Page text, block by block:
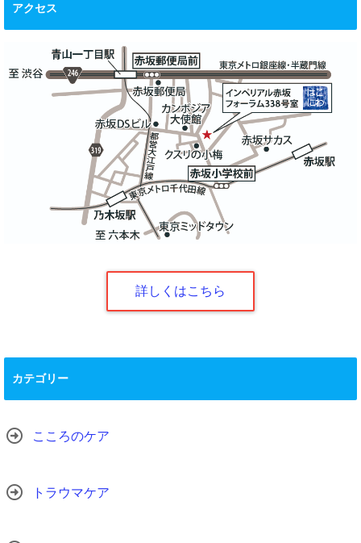
アクセス
詳しくはこちら
カテゴリー
こころのケア
トラウマケア